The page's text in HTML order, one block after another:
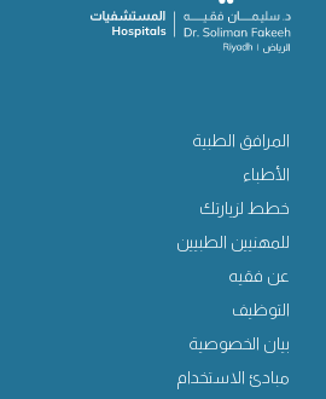
المرافق الطبية
الأطباء
خطط لزيارتك
للمهنيين الطبيين
عن فقيه
التوظيف
بيان الخصوصية
مبادئ الاستخدام